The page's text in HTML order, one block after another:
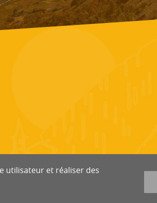
utilisateur et réaliser des